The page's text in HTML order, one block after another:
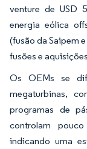
venture de USD
energia eólica
(fusão da Saipem
fusões e
Os OEMs se
megaturbinas,
programas de
controlam
indicando uma